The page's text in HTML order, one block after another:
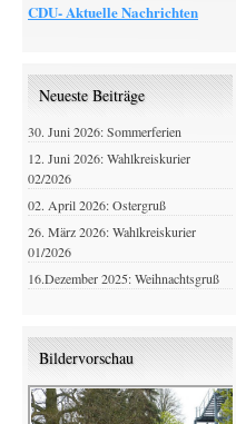
CDU- Aktuelle Nachrichten
Neueste Beiträge
30. Juni 2026: Sommerferien
12. Juni 2026: Wahlkreiskurier
02/2026
02. April 2026: Ostergruß
26. März 2026: Wahlkreiskurier
01/2026
16.Dezember 2025: Weihnachtsgruß
Bildervorschau